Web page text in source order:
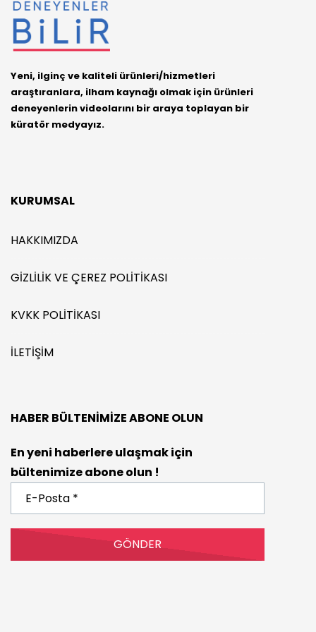
Yeni, ilginç ve kaliteli ürünleri/hizmetleri
araştıranlara, ilham kaynağı olmak için ürünleri
deneyenlerin videolarını bir araya toplayan bir
küratör medyayız.
KURUMSAL
HAKKIMIZDA
GIZLILIK VE ÇEREZ POLITIKASI
KVKK POLITIKASI
İLETIŞIM
HABER BÜLTENIMIZE ABONE OLUN
En yeni haberlere ulaşmak için
bültenimize abone olun !
Posta
*